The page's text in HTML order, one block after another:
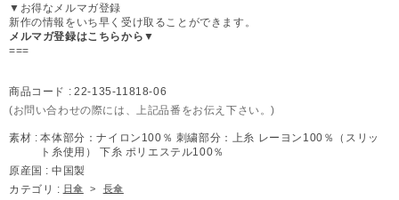
▼お得なメルマガ登録
新作の情報をいち早く受け取ることができます。
メルマガ登録はこちらから▼
===
商品コード : 22-135-11818-06
(お問い合わせの際には、上記品番をお伝え下さい。)
素材 : 本体部分：ナイロン100％ 刺繍部分：上糸 レーヨン100％（スリッ
ト糸使用） 下糸 ポリエステル100％
原産国 : 中国製
カテゴリ : 日傘 > 長傘